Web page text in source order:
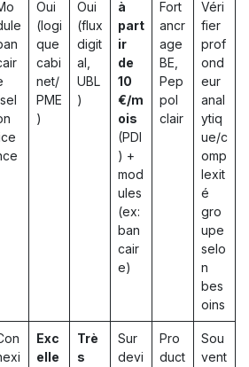
Oui
(logi
que
cabi
net/
PME
)
Oui
(flux
digit
al,
UBL
)
à
part
ir
de
10
€/m
ois
(PDI
) +
mod
ules
(ex:
ban
cair
e)
Fort
ancr
age
BE,
Pep
pol
clair
Véri
fier
prof
ond
eur
anal
ytiq
ue/c
omp
lexit
é
gro
upe
selo
n
bes
oins
Exc
elle
Trè
s
Sur
devi
Pro
duct
Sou
vent